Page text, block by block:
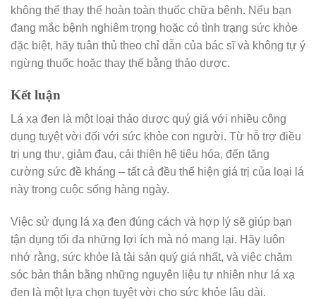
không thể thay thế hoàn toàn thuốc chữa bệnh. Nếu bạn
đang mắc bệnh nghiêm trọng hoặc có tình trạng sức khỏe
đặc biệt, hãy tuân thủ theo chỉ dẫn của bác sĩ và không tự ý
ngừng thuốc hoặc thay thế bằng thảo dược.
Kết luận
Lá xạ đen là một loại thảo dược quý giá với nhiều công
dụng tuyệt vời đối với sức khỏe con người. Từ hỗ trợ điều
trị ung thư, giảm đau, cải thiện hệ tiêu hóa, đến tăng
cường sức đề kháng – tất cả đều thể hiện giá trị của loại lá
này trong cuộc sống hàng ngày.
Việc sử dụng lá xạ đen đúng cách và hợp lý sẽ giúp bạn
tận dụng tối đa những lợi ích mà nó mang lại. Hãy luôn
nhớ rằng, sức khỏe là tài sản quý giá nhất, và việc chăm
sóc bản thân bằng những nguyên liệu tự nhiên như lá xạ
đen là một lựa chọn tuyệt vời cho sức khỏe lâu dài.